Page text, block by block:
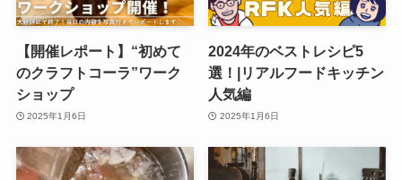
【開催レポート】“初めて
のクラフトコーラ”ワーク
ショップ
2025年1月6日
2024年のベストレシピ5
選！|リアルフードキッチン
人気編
2025年1月6日